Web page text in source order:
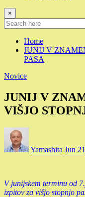
×
Home
JUNIJ V
PASA
Novice
JUNIJ V
VIŠJO
Yamashita Jun
V junijskem terminu od
izpitov za višjo stopnjo